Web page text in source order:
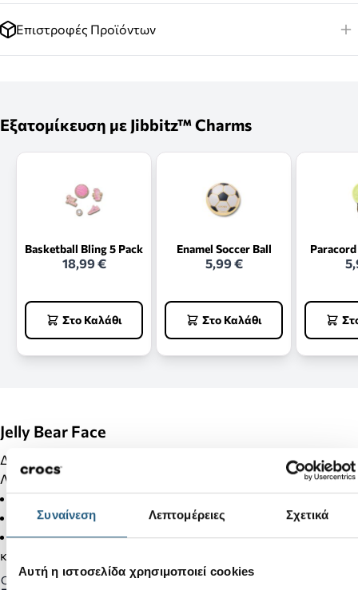
Συναίνεση Λεπτομέρειες Σχετικά
Αυτή η ιστοσελίδα χρησιμοποιεί cookies
Επιστροφές Προϊόντων
Εξατομίκευση με Jibbitz™ Charms
Basketball Bling 5 Pack
18,99 €
Στο Καλάθι
Enamel Soccer Ball
5,99 €
Στο Καλάθι
Jelly Bear Face
Διακόσμησε τα Crocs σου με Jibbitz και κάνε τα μοναδικά!!!
Λεπτομέρειες Προϊόντος:
Δεν είναι παιχνίδι.
Δεν απευθύνεται σε παιδιά κάτω των 3 ετών.
Στα προϊόντα της κατηγορίας Jibbitz δεν γίνονται αλλαγές
και επιστροφές.
Gender: